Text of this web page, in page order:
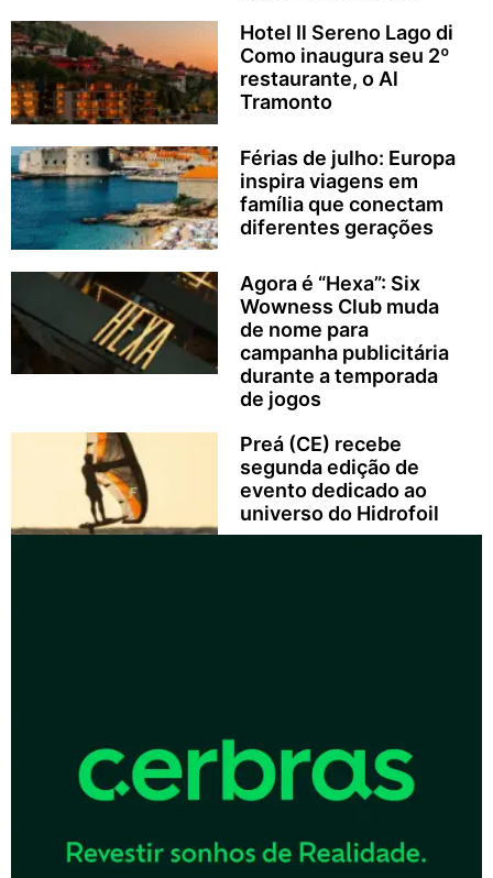
Hotel Il Sereno Lago di
Como inaugura seu 2º
restaurante, o Al
Tramonto
Férias de julho: Europa
inspira viagens em
família que conectam
diferentes gerações
Agora é “Hexa”: Six
Wowness Club muda
de nome para
campanha publicitária
durante a temporada
de jogos
Preá (CE) recebe
segunda edição de
evento dedicado ao
universo do Hidrofoil